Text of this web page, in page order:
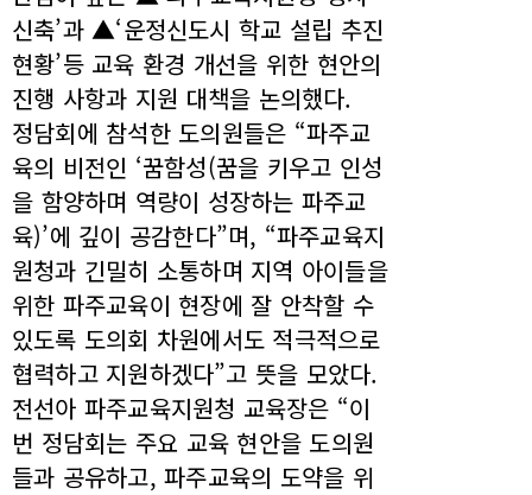
신축’과 ▲‘운정신도시 학교 설립 추진
현황’등 교육 환경 개선을 위한 현안의
진행 사항과 지원 대책을 논의했다.
정담회에 참석한 도의원들은 “파주교
육의 비전인 ‘꿈함성(꿈을 키우고 인성
을 함양하며 역량이 성장하는 파주교
육)’에 깊이 공감한다”며, “파주교육지
원청과 긴밀히 소통하며 지역 아이들을
위한 파주교육이 현장에 잘 안착할 수
있도록 도의회 차원에서도 적극적으로
협력하고 지원하겠다”고 뜻을 모았다.
전선아 파주교육지원청 교육장은 “이
번 정담회는 주요 교육 현안을 도의원
들과 공유하고, 파주교육의 도약을 위